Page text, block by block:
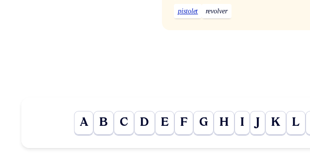
pistolet revolver
A B C D E F G H I J K L